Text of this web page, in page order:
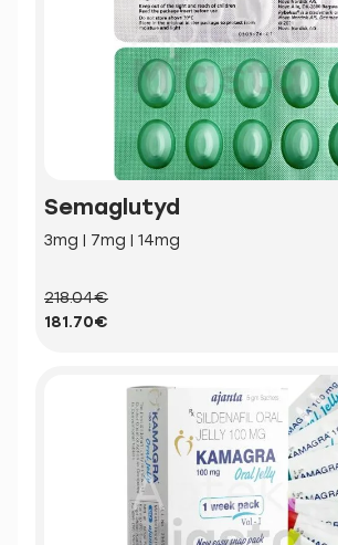
Semaglutyd
3mg | 7mg | 14mg
218.04€
181.70€